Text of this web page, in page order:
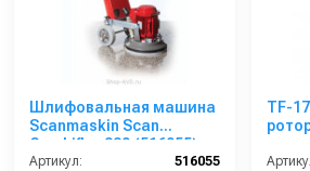
Шлифовальная машина
Scanmaskin Scan
Combiflex 330 (516055)
Артикул:
516055
TF-